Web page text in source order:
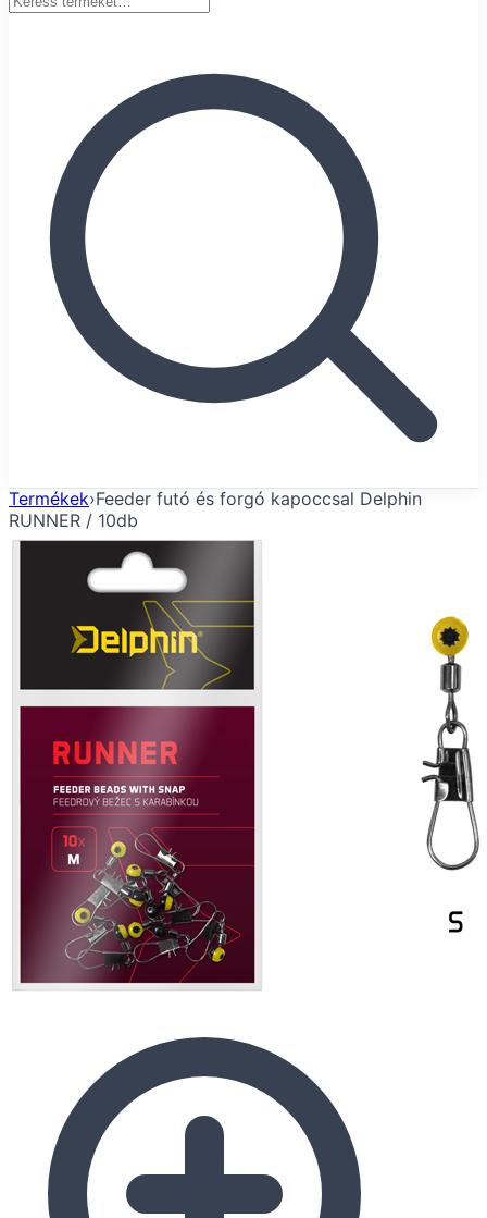
Termékek›Feeder futó és forgó kapoccsal Delphin
RUNNER / 10db